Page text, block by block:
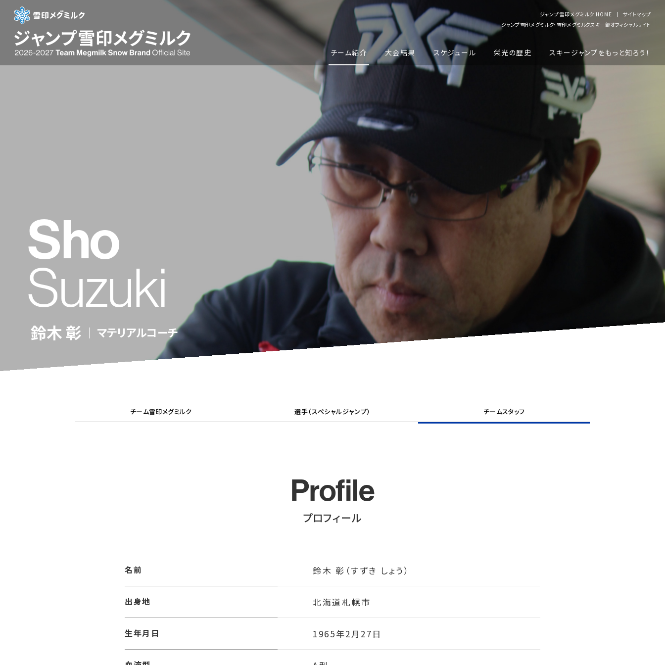
サイトマップ
ジャンプ雪印メグミルク HOME
ジャンプ雪印メグミルク・雪印メグミルクスキー部オフィシャルサイト
チーム紹介 大会結果 スケジュール 栄光の歴史 スキージャンプをもっと知ろう！
Sho
Suzuki
鈴木 彰 ｜ マテリアルコーチ
チーム雪印メグミルク 選手（スペシャルジャンプ） チームスタッフ
Profile
プロフィール
名前 鈴木 彰 （すずき しょう）
出身地 北海道札幌市
生年月日 1965年2月27日